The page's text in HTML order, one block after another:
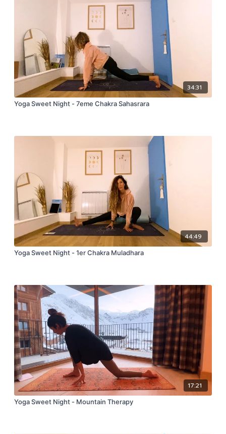
34:31
Yoga Sweet Night - 7eme Chakra Sahasrara
44:49
Yoga Sweet Night - 1er Chakra Muladhara
17:21
Yoga Sweet Night - Mountain Therapy